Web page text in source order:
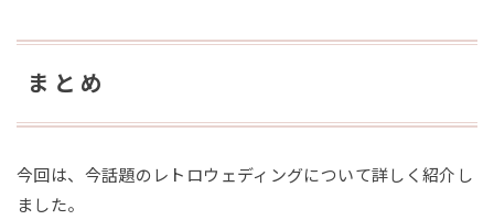
まとめ
今回は、今話題のレトロウェディングについて詳しく紹介し
ました。